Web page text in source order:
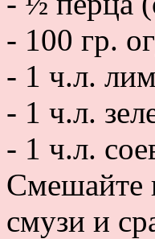
- 100 гр.
- 1 ч.л.
- 1 ч.л.
- 1 ч.л.
Смешайте
смузи и